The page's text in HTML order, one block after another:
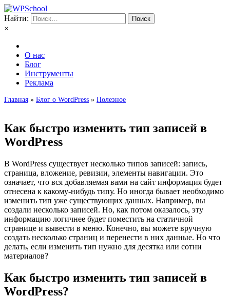
Найти:
×
О нас
Блог
Инструменты
Реклама
Главная » Блог о WordPress » Полезное
Как быстро изменить тип записей в
WordPress
В WordPress существует несколько типов записей: запись,
страница, вложение, ревизии, элементы навигации. Это
означает, что вся добавляемая вами на сайт информация будет
отнесена к какому-нибудь типу. Но иногда бывает необходимо
изменить тип уже существующих данных. Например, вы
создали несколько записей. Но, как потом оказалось, эту
информацию логичнее будет поместить на статичной
странице и вывести в меню. Конечно, вы можете вручную
создать несколько страниц и перенести в них данные. Но что
делать, если изменить тип нужно для десятка или сотни
материалов?
Как быстро изменить тип записей в
WordPress?